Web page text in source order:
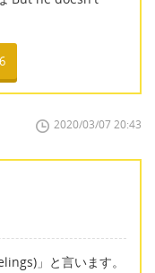
2020/03/07 20:43
」と言います。